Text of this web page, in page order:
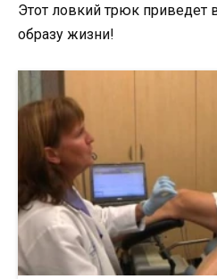
Этот ловкий трюк приведет
образу жизни!